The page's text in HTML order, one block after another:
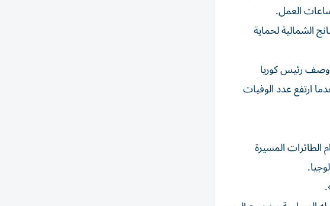
العمل.
الشمالية ⁠لحماية
أحد أهم الأقاليم الزراعية، إلى 41.2 درجة مئوية. ووصف رئيس كوريا
ارتفع عدد الوفيات
المسيرة